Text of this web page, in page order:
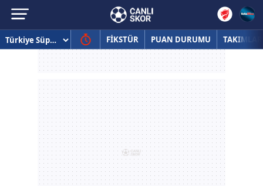
FİKSTÜR PUAN DURUMU TAKIMLAR